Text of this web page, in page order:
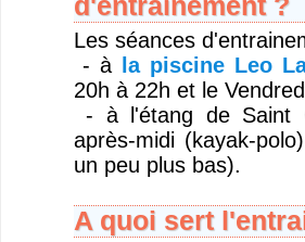
d'entrainement ?
Les séances
- à
la piscine Leo
20h à 22h et le
- à l'étang de Saint
après-midi (kayak-
un peu plus bas).
A quoi sert